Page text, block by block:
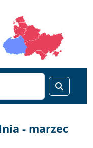
- marzec